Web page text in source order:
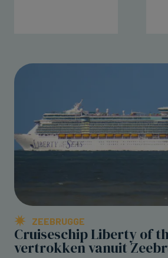
ZEEBRUGGE
Cruiseschip Liberty of
vertrokken vanuit